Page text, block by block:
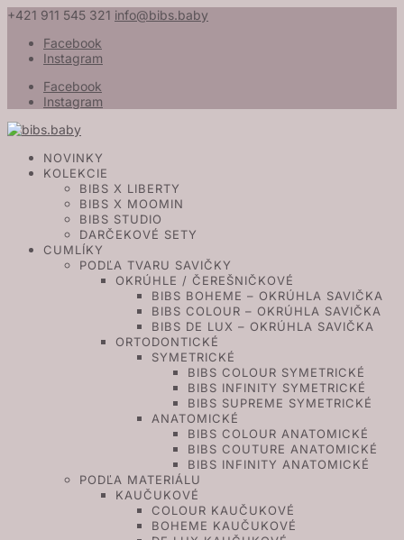
+421 911 545 321 info@bibs.baby
Facebook
Instagram
Facebook
Instagram
NOVINKY
KOLEKCIE
BIBS X LIBERTY
BIBS X MOOMIN
BIBS STUDIO
DARČEKOVÉ SETY
CUMLÍKY
PODĽA TVARU SAVIČKY
OKRÚHLE / ČEREŠNIČKOVÉ
BIBS BOHEME – OKRÚHLA SAVIČKA
BIBS COLOUR – OKRÚHLA SAVIČKA
BIBS DE LUX – OKRÚHLA SAVIČKA
ORTODONTICKÉ
SYMETRICKÉ
BIBS COLOUR SYMETRICKÉ
BIBS INFINITY SYMETRICKÉ
BIBS SUPREME SYMETRICKÉ
ANATOMICKÉ
BIBS COLOUR ANATOMICKÉ
BIBS COUTURE ANATOMICKÉ
BIBS INFINITY ANATOMICKÉ
PODĽA MATERIÁLU
KAUČUKOVÉ
COLOUR KAUČUKOVÉ
BOHEME KAUČUKOVÉ